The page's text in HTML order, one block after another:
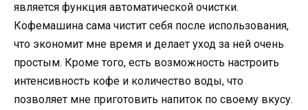
является функция автоматической очистки.
Кофемашина сама чистит себя после использования,
что экономит мне время и делает уход за ней очень
простым. Кроме того, есть возможность настроить
интенсивность кофе и количество воды, что
позволяет мне приготовить напиток по своему вкусу.